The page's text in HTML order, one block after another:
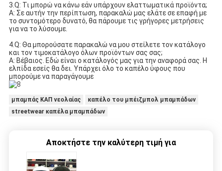
3.Q: Τι μπορώ να κάνω εάν υπάρχουν ελαττωματικά προϊόντα;
Α: Σε αυτήν την περίπτωση, παρακαλώ μας ελάτε σε επαφή με
το συντομότερο δυνατό, θα πάρουμε τις γρήγορες μετρήσεις
για να το λύσουμε.
4.Q: Θα μπορούσατε παρακαλώ να μου στείλετε τον κατάλογο
και τον τιμοκατάλογο όλων προϊόντων σας σας;
Α: Βέβαιος. Εδώ είναι ο κατάλογός μας για την αναφορά σας. Η
ελπίδα εσείς θα δει. Υπάρχει όλο το καπέλο ύφους που
μπορούμε να παραγάγουμε
μπαμπάς ΚΑΠ νεολαίας
καπέλο του μπέιζμπολ μπαμπάδων
streetwear καπέλα μπαμπάδων
Αποκτήστε την καλύτερη τιμή για